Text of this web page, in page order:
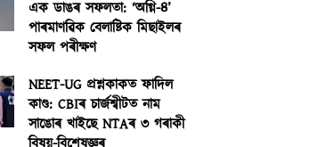
এক ডাঙৰ সফলতা: ‘অগ্নি-৪’
পাৰমাণৱিক বেলাষ্টিক মিছাইলৰ
সফল পৰীক্ষণ
NEET-UG প্ৰশ্নকাকত ফাদিল
কাণ্ড: CBIৰ চাৰ্জশ্বীটত নাম
সাঙোৰ খাইছে NTAৰ ৩ গৰাকী